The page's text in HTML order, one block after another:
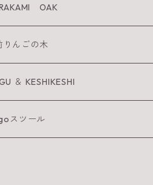
を纏うりんご
OAK
Table
Chair
りんごの木
き
＆ KESHIKESHI
スツール